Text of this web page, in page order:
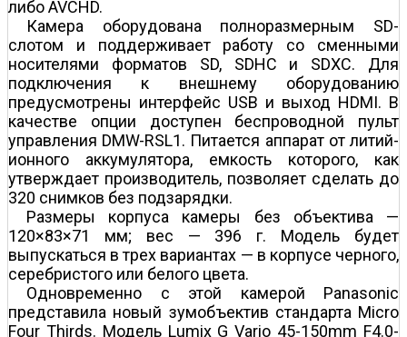
либо AVCHD.
Камера оборудована полноразмерным SD-
слотом и поддерживает работу со сменными
носителями форматов SD, SDHC и SDXC. Для
подключения к внешнему оборудованию
предусмотрены интерфейс USB и выход HDMI. В
качестве опции доступен беспроводной пульт
управления DMW-RSL1. Питается аппарат от литий­
ионного аккумулятора, емкость которого, как
утверждает производитель, позволяет сделать до
320 снимков без подзарядки.
Размеры корпуса камеры без объектива —
120×83×71 мм; вес — 396 г. Модель будет
выпускаться в трех вариантах — в корпусе черного,
серебристого или белого цвета.
Одновременно с этой камерой Panasonic
представила новый зум­объектив стандарта Micro
Four Thirds. Модель Lumix G Vario 45-150mm F4.0-